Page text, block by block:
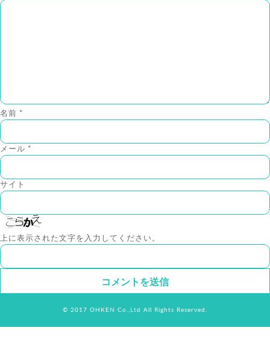
名前 *
メール *
サイト
上に表示された文字を入力してください。
© 2017 OHKEN Co.,Ltd All Rights Reserved.